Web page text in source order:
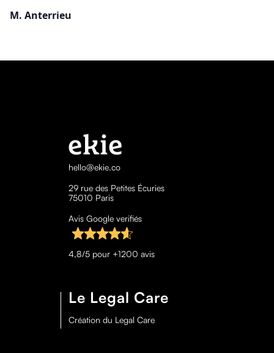
M. Anterrieu
hello@ekie.co
29 rue des Petites Écuries
75010 Paris
Avis Google verifiés
4,8/5 pour +1200 avis
Le Legal Care
Création du Legal Care